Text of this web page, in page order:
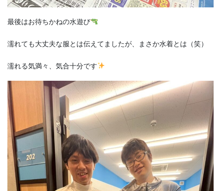
最後はお待ちかねの水遊び
濡れても大丈夫な服とは伝えてましたが、まさか水着とは（笑）
濡れる気満々、気合十分です